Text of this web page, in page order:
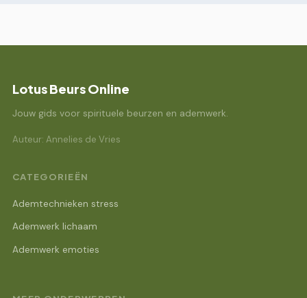
Lotus Beurs Online
Jouw gids voor spirituele beurzen en ademwerk.
Auteur: Annelies de Vries
CATEGORIEËN
Ademtechnieken stress
Ademwerk lichaam
Ademwerk emoties